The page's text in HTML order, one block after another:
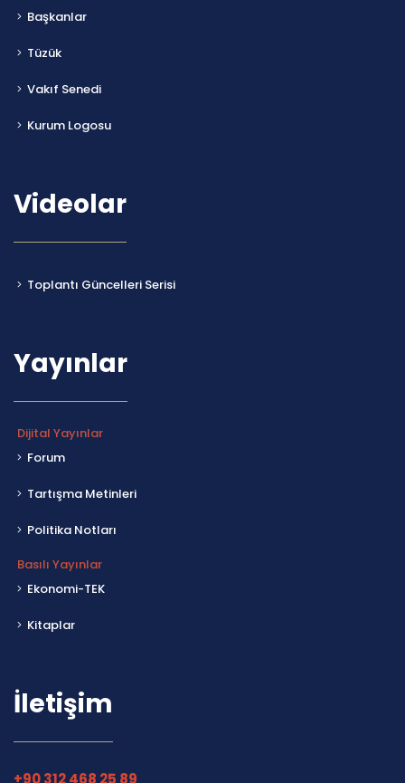
Başkanlar
Tüzük
Vakıf Senedi
Kurum Logosu
Videolar
Toplantı Güncelleri Serisi
Yayınlar
Dijital Yayınlar
Forum
Tartışma Metinleri
Politika Notları
Basılı Yayınlar
Ekonomi-TEK
Kitaplar
İletişim
+90 312 468 25 89